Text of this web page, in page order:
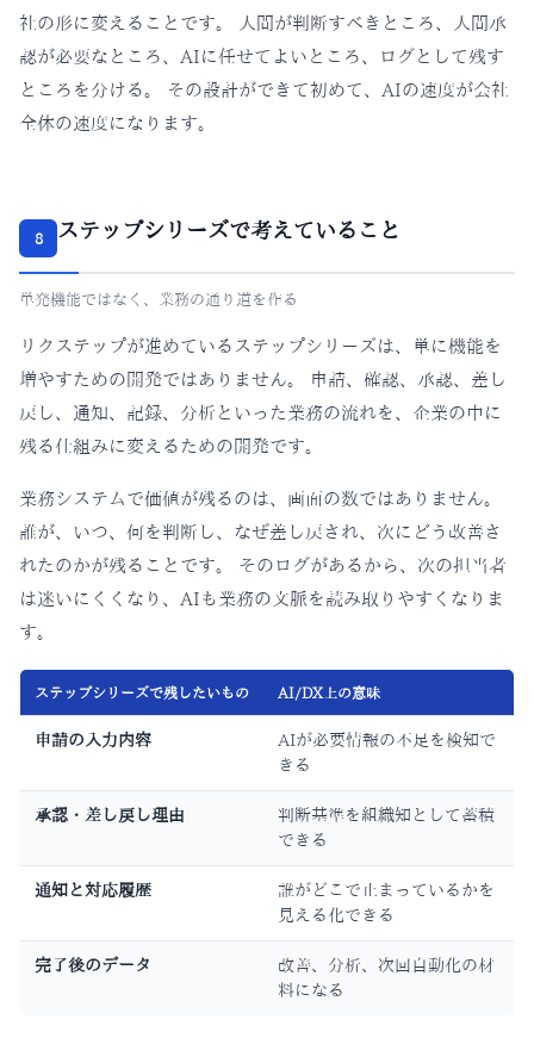
社の形に変えることです。 人間が判断すべきところ、人間承
認が必要なところ、AIに任せてよいところ、ログとして残す
ところを分ける。 その設計ができて初めて、AIの速度が会社
全体の速度になります。
8 ステップシリーズで考えていること
単発機能ではなく、業務の通り道を作る
リクステップが進めているステップシリーズは、単に機能を
増やすための開発ではありません。 申請、確認、承認、差し
戻し、通知、記録、分析といった業務の流れを、企業の中に
残る仕組みに変えるための開発です。
業務システムで価値が残るのは、画面の数ではありません。
誰が、いつ、何を判断し、なぜ差し戻され、次にどう改善さ
れたのかが残ることです。 そのログがあるから、次の担当者
は迷いにくくなり、AIも業務の文脈を読み取りやすくなりま
す。
ステップシリーズで残したいもの AI/DX上の意味
申請の入力内容
AIが必要情報の不足を検知で
きる
承認・差し戻し理由
判断基準を組織知として蓄積
できる
通知と対応履歴
誰がどこで止まっているかを
見える化できる
完了後のデータ
改善、分析、次回自動化の材
料になる